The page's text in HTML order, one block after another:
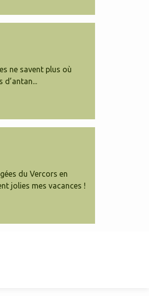
ne savent plus où
du Vercors en
jolies mes vacances !